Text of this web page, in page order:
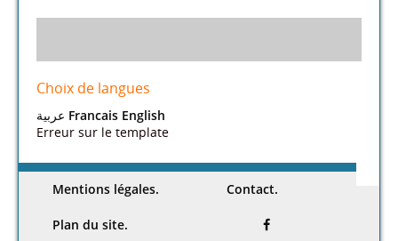
Choix de langues
عربية Francais English
Erreur sur le template
Mentions légales. Contact.
Plan du site.